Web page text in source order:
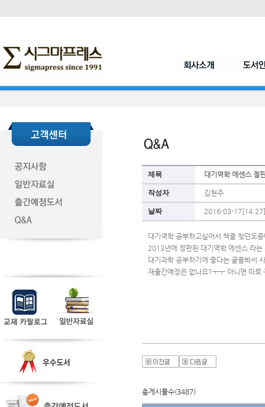
제목 대기역학 에센스 절
작성자 김현주
날짜 2016-03-17[14:27]
대기역학 공부하고싶어서 책을 찾던도
2013년에 정판된 대기역학 에센스 라는
대기과학 공부하기에 좋다는 글을봐서
재출간예정은 없나요?ㅜㅜ 아니면 따로
총게시물수(3487)